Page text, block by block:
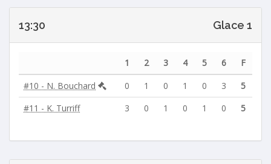
13:30 Glace 1
1 2 3 4 5 6
F
#10 - N. Bouchard
0 1 0 1 0 3
5
#11 - K. Turriff
3 0 1 0 1 0 5